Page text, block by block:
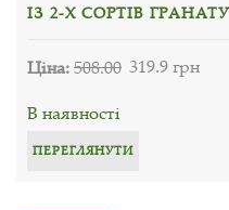
ІЗ 2-Х СОРТІВ ГРАНАТУ
Ціна:508.00 319.9 грн
В наявності
ПЕРЕГЛЯНУТИ